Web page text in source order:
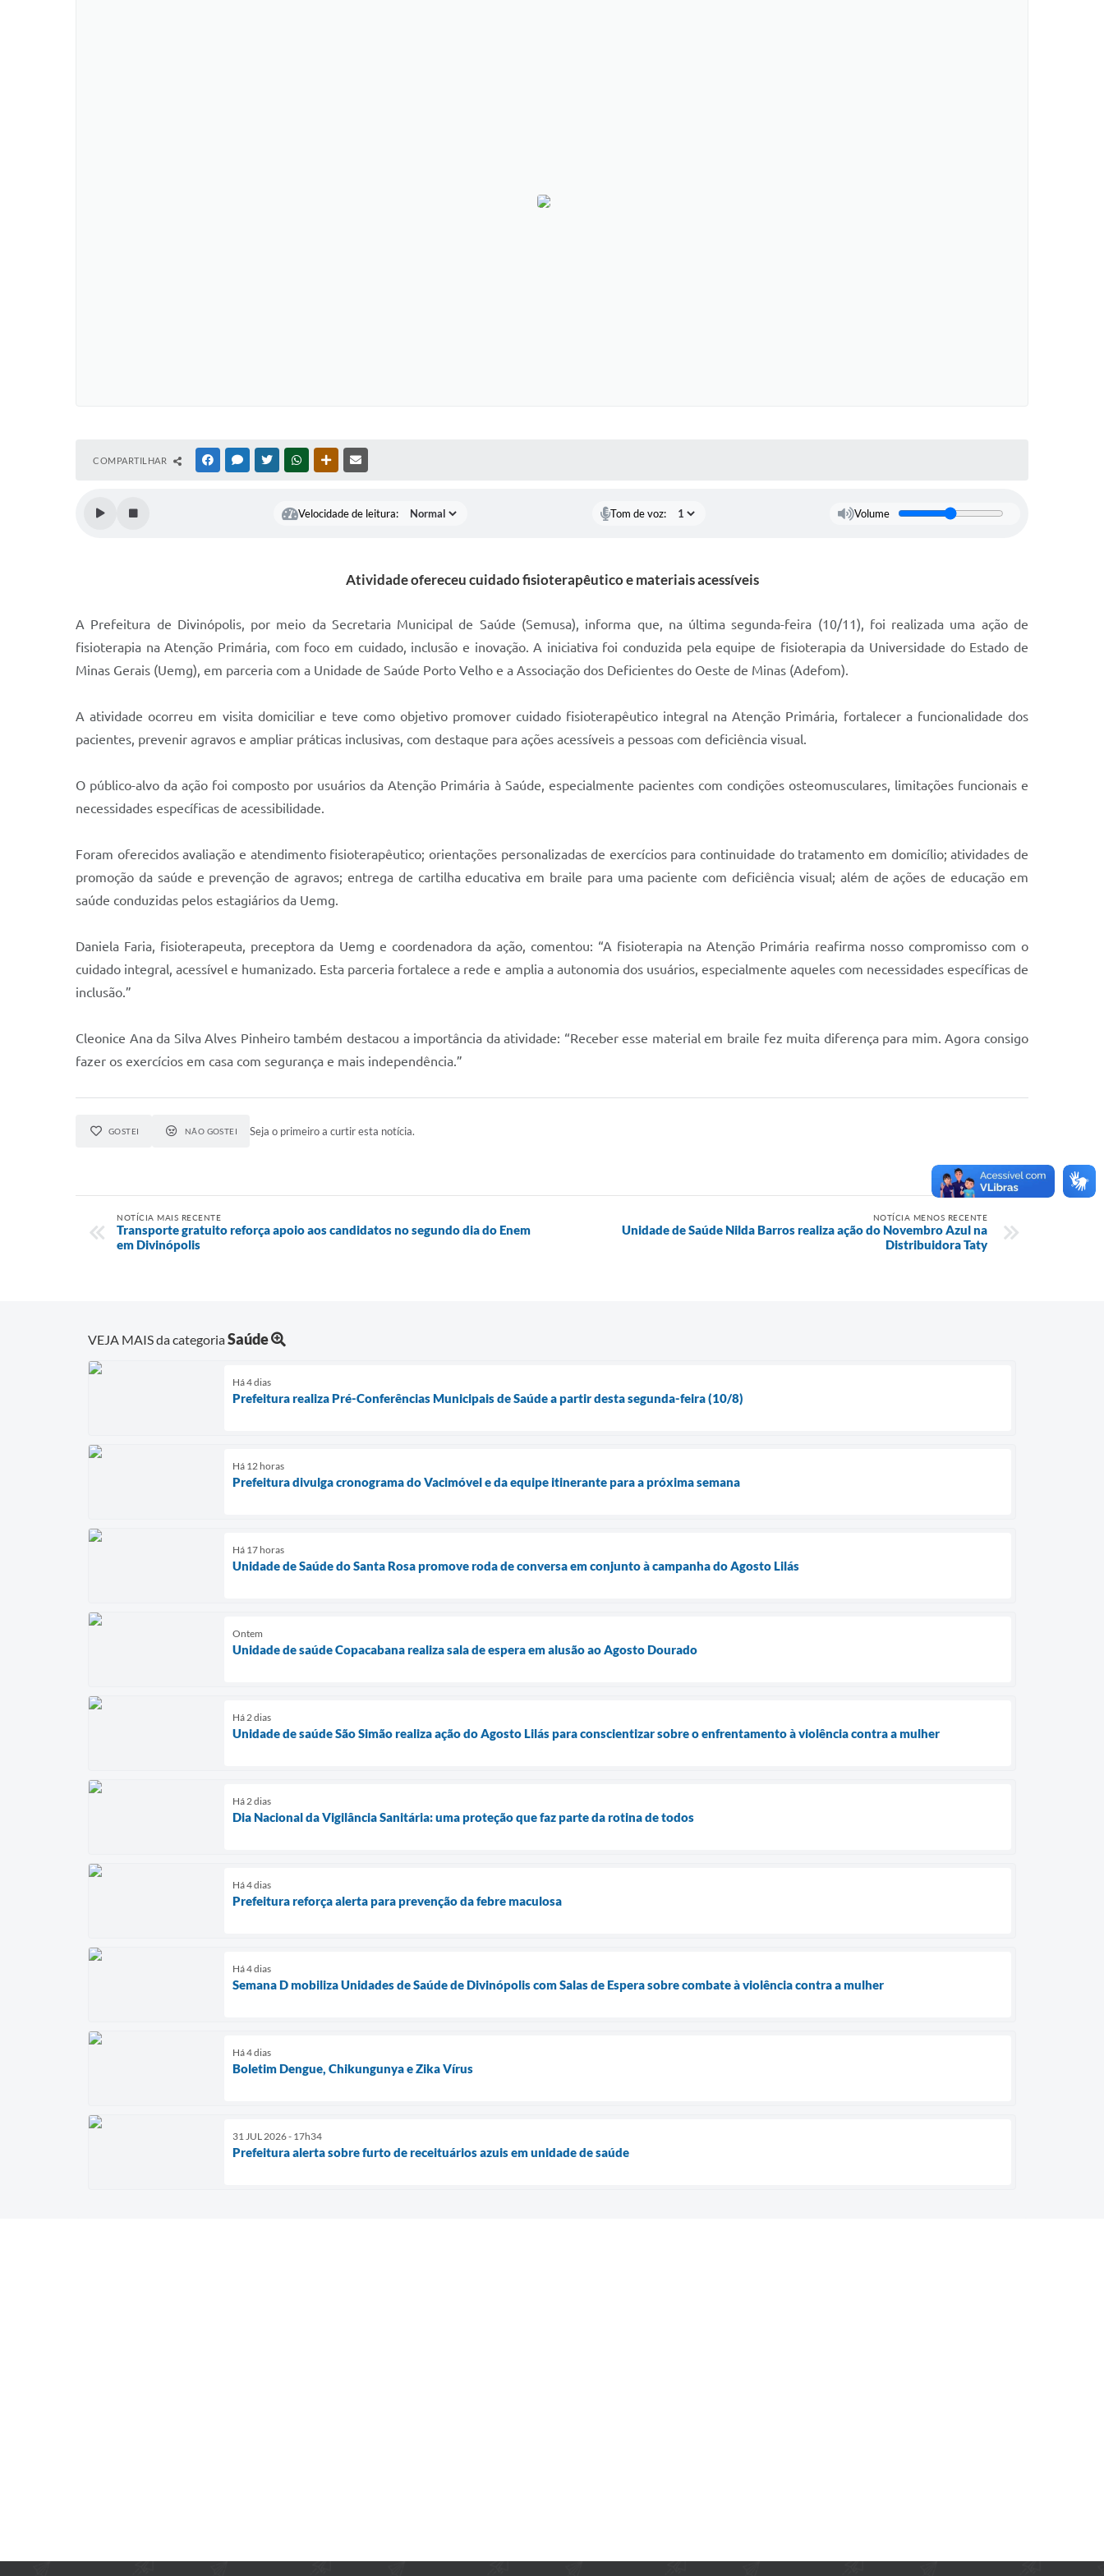
COMPARTILHAR FACEBOOKMESSENGER
TWITTERWHATSAPPOUTRAS MÍDIAS
Velocidade de leitura: Tom de voz: Volume
Atividade ofereceu cuidado fisioterapêutico e materiais acessíveis
A Prefeitura de Divinópolis, por meio da Secretaria Municipal de Saúde (Semusa), informa que, na última segunda-feira (10/11), foi realizada uma ação de
fisioterapia na Atenção Primária, com foco em cuidado, inclusão e inovação. A iniciativa foi conduzida pela equipe de fisioterapia da Universidade do Estado de
Minas Gerais (Uemg), em parceria com a Unidade de Saúde Porto Velho e a Associação dos Deficientes do Oeste de Minas (Adefom).
A atividade ocorreu em visita domiciliar e teve como objetivo promover cuidado fisioterapêutico integral na Atenção Primária, fortalecer a funcionalidade dos
pacientes, prevenir agravos e ampliar práticas inclusivas, com destaque para ações acessíveis a pessoas com deficiência visual.
O público-alvo da ação foi composto por usuários da Atenção Primária à Saúde, especialmente pacientes com condições osteomusculares, limitações funcionais e
necessidades específicas de acessibilidade.
Foram oferecidos avaliação e atendimento fisioterapêutico; orientações personalizadas de exercícios para continuidade do tratamento em domicílio; atividades de
promoção da saúde e prevenção de agravos; entrega de cartilha educativa em braile para uma paciente com deficiência visual; além de ações de educação em
saúde conduzidas pelos estagiários da Uemg.
Daniela Faria, fisioterapeuta, preceptora da Uemg e coordenadora da ação, comentou: “A fisioterapia na Atenção Primária reafirma nosso compromisso com o
cuidado integral, acessível e humanizado. Esta parceria fortalece a rede e amplia a autonomia dos usuários, especialmente aqueles com necessidades específicas de
inclusão.”
Cleonice Ana da Silva Alves Pinheiro também destacou a importância da atividade: “Receber esse material em braile fez muita diferença para mim. Agora consigo
fazer os exercícios em casa com segurança e mais independência.”
GOSTEI NÃO GOSTEI Seja o primeiro a curtir esta notícia.
NOTÍCIA MAIS RECENTE
Transporte gratuito reforça apoio aos candidatos no segundo dia do Enem
em Divinópolis
NOTÍCIA MENOS RECENTE
Unidade de Saúde Nilda Barros realiza ação do Novembro Azul na
Distribuidora Taty
VEJA MAIS da categoriaSaúde
Há 4 dias
Prefeitura realiza Pré-Conferências Municipais de Saúde a partir desta segunda-feira (10/8)
Há 12 horas
Prefeitura divulga cronograma do Vacimóvel e da equipe itinerante para a próxima semana
Há 17 horas
Unidade de Saúde do Santa Rosa promove roda de conversa em conjunto à campanha do Agosto Lilás
Ontem
Unidade de saúde Copacabana realiza sala de espera em alusão ao Agosto Dourado
Há 2 dias
Unidade de saúde São Simão realiza ação do Agosto Lilás para conscientizar sobre o enfrentamento à violência contra a mulher
Há 2 dias
Dia Nacional da Vigilância Sanitária: uma proteção que faz parte da rotina de todos
Há 4 dias
Prefeitura reforça alerta para prevenção da febre maculosa
Há 4 dias
Semana D mobiliza Unidades de Saúde de Divinópolis com Salas de Espera sobre combate à violência contra a mulher
Há 4 dias
Boletim Dengue, Chikungunya e Zika Vírus
31 JUL 2026 - 17h34
Prefeitura alerta sobre furto de receituários azuis em unidade de saúde